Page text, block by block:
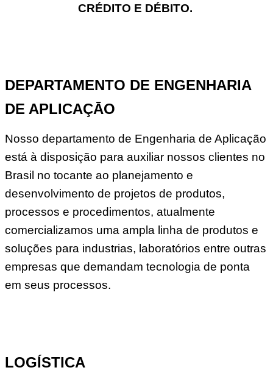
CRÉDITO E DÉBITO.
DEPARTAMENTO DE ENGENHARIA
DE APLICAÇĀO
Nosso departamento de Engenharia de Aplicação
está à disposição para auxiliar nossos clientes no
Brasil no tocante ao planejamento e
desenvolvimento de projetos de produtos,
processos e procedimentos, atualmente
comercializamos uma ampla linha de produtos e
soluções para industrias, laboratórios entre outras
empresas que demandam tecnologia de ponta
em seus processos.
LOGÍSTICA